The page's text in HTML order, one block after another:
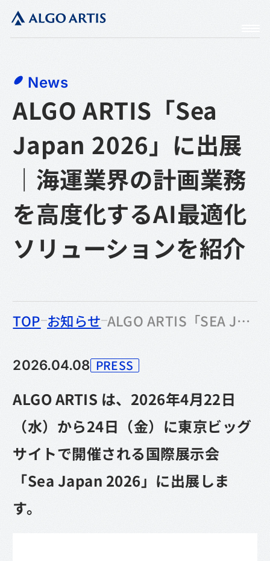
News
ALGO ARTIS「Sea
Japan 2026」に出展
｜海運業界の計画業務
を高度化するAI最適化
ソリューションを紹介
TOP お知らせのなかの ALGO ARTIS「SEA JAPAN 2026」に出展｜海運業界の計画業務を高度化するAI最適化ソリューションを紹介
2026.04.08
カテゴリー
PRESS
ALGO ARTIS は、2026年4月22日
（水）から24日（金）に東京ビッグ
サイトで開催される国際展示会
「Sea Japan 2026」に出展しま
す。